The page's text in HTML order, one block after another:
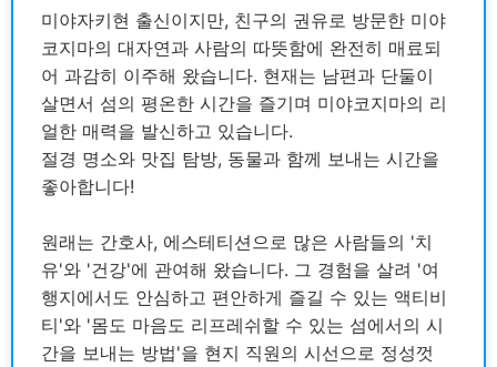
미야자키현 출신이지만, 친구의 권유로 방문한 미야
코지마의 대자연과 사람의 따뜻함에 완전히 매료되
어 과감히 이주해 왔습니다. 현재는 남편과 단둘이
살면서 섬의 평온한 시간을 즐기며 미야코지마의 리
얼한 매력을 발신하고 있습니다.
절경 명소와 맛집 탐방, 동물과 함께 보내는 시간을
좋아합니다!
원래는 간호사, 에스테티션으로 많은 사람들의 '치
유'와 '건강'에 관여해 왔습니다. 그 경험을 살려 '여
행지에서도 안심하고 편안하게 즐길 수 있는 액티비
티'와 '몸도 마음도 리프레쉬할 수 있는 섬에서의 시
간을 보내는 방법'을 현지 직원의 시선으로 정성껏